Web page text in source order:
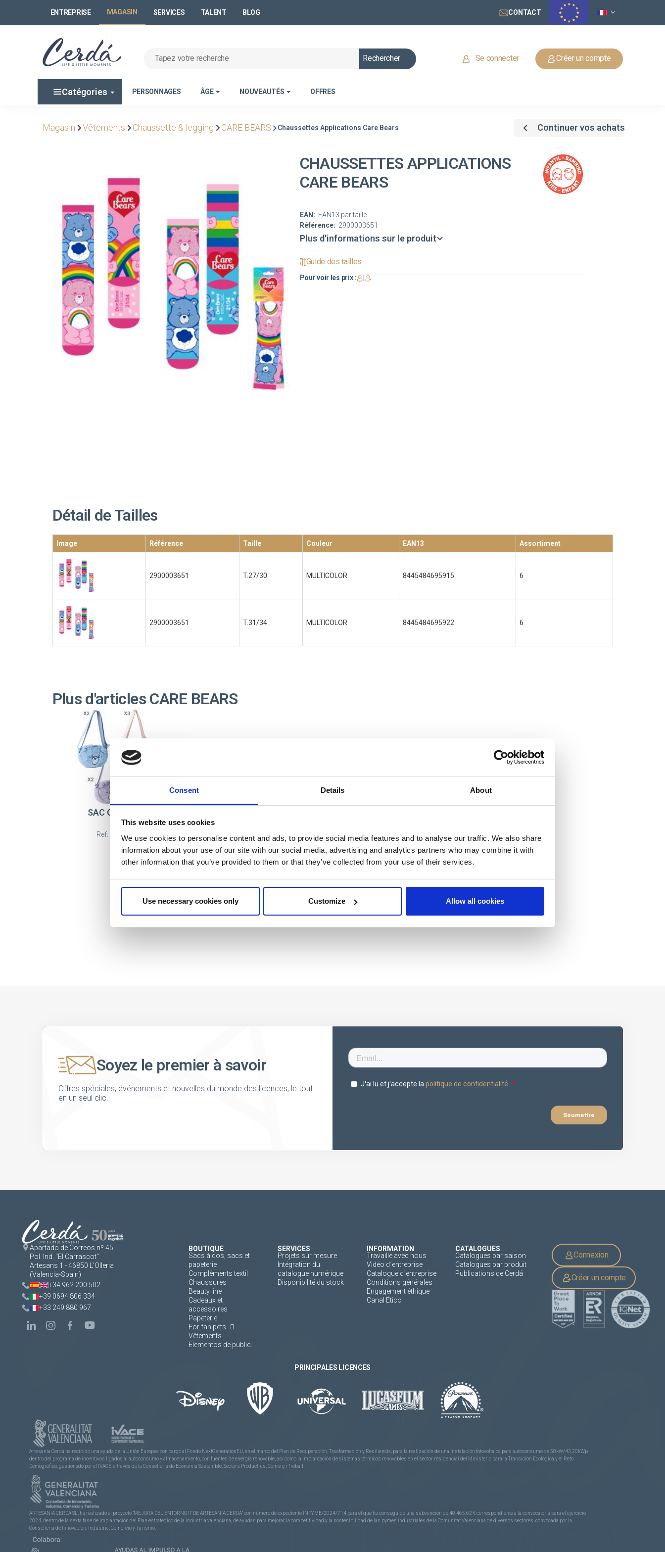
Consent Details About
This website uses cookies
We use cookies to personalise content and ads, to provide social media features and to analyse our traffic. We also share
information about your use of our site with our social media, advertising and analytics partners who may combine it with
other information that you’ve provided to them or that they’ve collected from your use of their services.
Use necessary cookies only Customize Allow all cookies
ENTREPRISE MAGASIN SERVICES TALENT BLOG CONTACT
Rechercher Se connecter Créer un compte
Catégories PERSONNAGES ÂGE NOUVEAUTÉS OFFRES
Magasin Vêtements Chaussette & legging CARE BEARS Chaussettes Applications Care Bears Continuer vos achats
CHAUSSETTES APPLICATIONS
CARE BEARS
Référence: 2900003651
EAN: EAN13 par taille
Plus d'informations sur le produit
Guide des tailles
Pour voir les prix :
Détail de Tailles
Image Référence Taille Couleur EAN13 Assortiment
2900003651 T.27/30 MULTICOLOR 8445484695915 6
2900003651 T.31/34 MULTICOLOR 8445484695922 6
Plus d'articles CARE BEARS
SAC CARE BEARS
Ref: 2100006343
Soyez le premier à savoir
Offres spéciales, événements et nouvelles du monde des licences, le tout
en un seul clic.
Apartado de Correos nº 45
Pol. Ind. "El Carrascot"
Artesans 1 - 46850 L'Olleria
(Valencia-Spain)
+34 962 200 502
+39 0694 806 334
+33 249 880 967
BOUTIQUE
Sacs à dos, sacs et
papeterie
Compléments textil
Chaussures
Beauty line
Cadeaux et
accessoires
Papeterie
For fan pets
Vêtements
Elementos de public.
SERVICES
Projets sur mesure
Intégration du
catalogue numérique
Disponibilité du stock
INFORMATION
Travaille avec nous
Vidéo d´entreprise
Catalogue d´entreprise
Conditions générales
Engagement éthique
Canal Ético
CATALOGUES
Catalogues par saison
Catalogues par produit
Publications de Cerdá
Connexion
Créer un compte
PRINCIPALES LICENCES
Artesanía Cerdá ha recibido una ayuda de la Unión Europea con cargo al Fondo NextGenerationEU, en el marco del Plan de Recuperación, Trasformación y Resiliencia, para la realización de una instalación fotovoltaica para autoconsumo de 50kW/43,20kWp
dentro del programa de incentivos ligados al autoconsumo y almacenamiento, con fuentes de energía renovable, así como la implantación de sistemas térmicos renovables en el sector residencial del Ministerio para la Transición Ecológica y el Reto
Demográfico, gestionado por el IVACE, a través de la Consellería de Economía Sostenible, Sectors Productius, Comerç i Treball.
ARTESANIA CERDA SL, ha realizado el proyecto “MEJORA DEL ENTORNO IT DE ARTESANÍA CERDÁ” con número de expediente INPYME/2024/714 para el que ha conseguido una subvención de 40.465,62 € correspondiente a la convocatoria para el ejercicio
2024, dentro de la sexta fase de implantación del Plan estratégico de la industria valenciana, de ayudas para mejorar la competitividad y la sostenibilidad de las pymes industriales de la Comunitat Valenciana de diversos sectores, convocada por la
Conselleria de Innovación, Industria, Comercio y Turismo.